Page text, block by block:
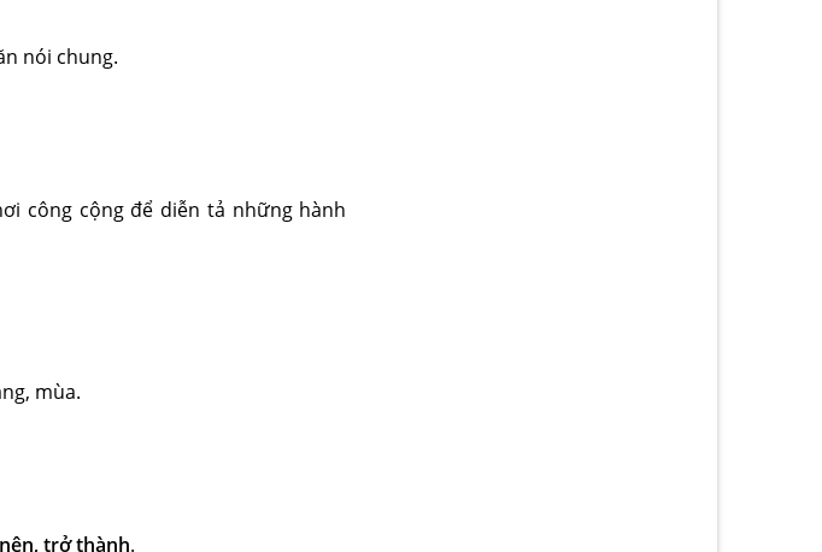
nói chung.
công cộng để diễn tả những hành
mùa.
trở thành.